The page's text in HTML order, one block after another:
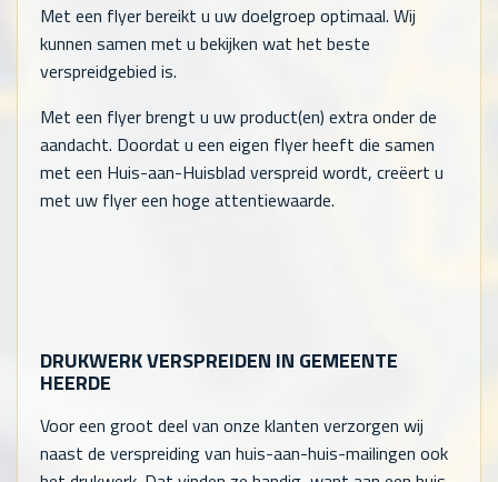
Met een flyer bereikt u uw doelgroep optimaal. Wij
kunnen samen met u bekijken wat het beste
verspreidgebied is.
Met een flyer brengt u uw product(en) extra onder de
aandacht. Doordat u een eigen flyer heeft die samen
met een Huis-aan-Huisblad verspreid wordt, creëert u
met uw flyer een hoge attentiewaarde.
DRUKWERK VERSPREIDEN IN GEMEENTE
HEERDE
Voor een groot deel van onze klanten verzorgen wij
naast de verspreiding van huis-aan-huis-mailingen ook